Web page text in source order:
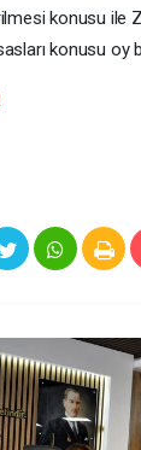
konusu ile
konusu oy